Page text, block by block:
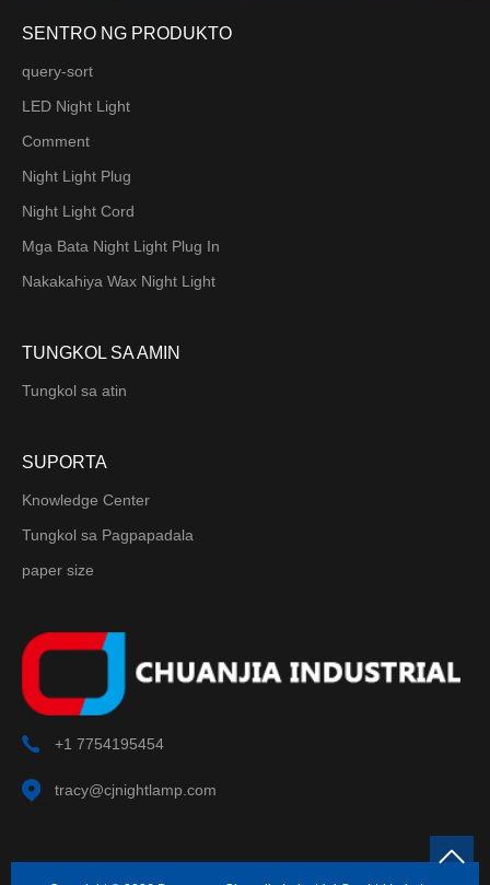
SENTRO NG PRODUKTO
query-sort
LED Night Light
Comment
Night Light Plug
Night Light Cord
Mga Bata Night Light Plug In
Nakakahiya Wax Night Light
TUNGKOL SA AMIN
Tungkol sa atin
SUPORTA
Knowledge Center
Tungkol sa Pagpapadala
paper size
+1 7754195454
tracy@cjnightlamp.com